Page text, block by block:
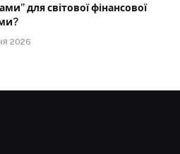
для світової фінансової
2026